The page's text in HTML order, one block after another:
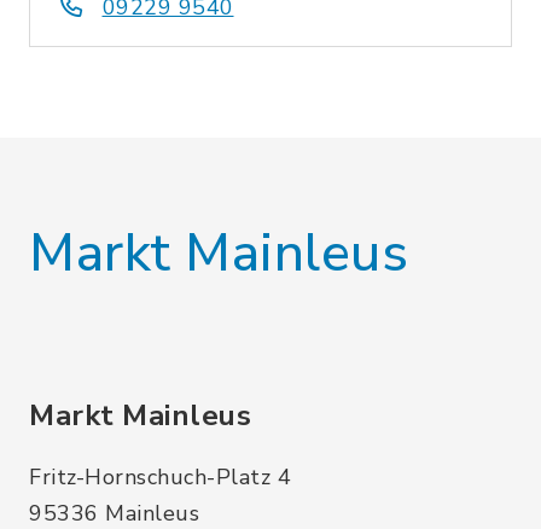
09229 9540
Markt Mainleus
Markt Mainleus
Fritz-Hornschuch-Platz 4
95336 Mainleus